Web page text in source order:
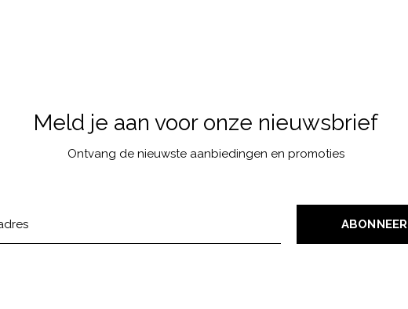
Meld je aan voor onze nieuwsbrief
Ontvang de nieuwste aanbiedingen en promoties
ABONNEER